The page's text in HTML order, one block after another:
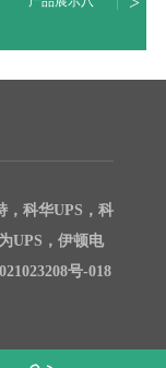
，科华UPS，科
UPS，伊顿电
号-018